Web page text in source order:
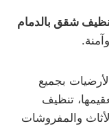
شقق بالدمام
بجميع
تنظيف
والمفروشات